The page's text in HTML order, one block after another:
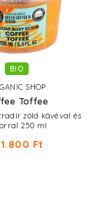
BIO
SHOP
Toffee
zöld kávéval és
250 ml
1.800 Ft